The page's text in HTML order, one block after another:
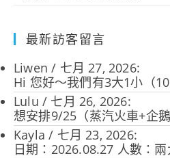
最新訪客留言
Liwen / 七月 27, 2026:
Hi 您好～我們有3大1小（
Lulu / 七月 26, 2026:
想安排9/25（蒸汽火車+企
Kayla / 七月 23, 2026:
日期：2026.08.27 人數：